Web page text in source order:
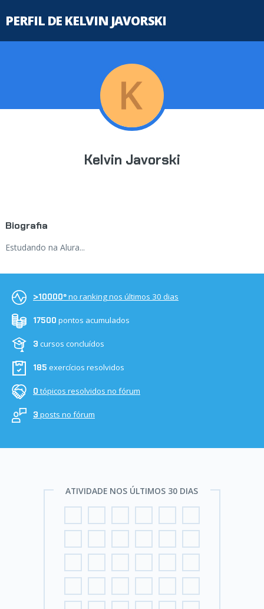
PERFIL DE KELVIN JAVORSKI
Kelvin Javorski
Biografia
Estudando na Alura...
>10000ºno ranking nos últimos 30 dias
17500 pontos acumulados
3 cursos concluídos
185 exercícios resolvidos
0 tópicos resolvidos no fórum
3 posts no fórum
ATIVIDADE NOS ÚLTIMOS 30 DIAS